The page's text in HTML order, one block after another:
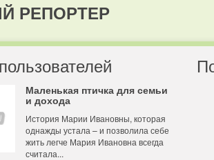
РЕПОРТЕР
Маленькая птичка для семьи
и дохода
История Марии Ивановны, которая
однажды устала – и позволила себе
жить легче Мария Ивановна всегда
считала...